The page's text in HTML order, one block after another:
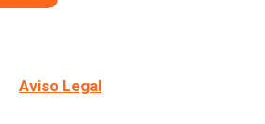
Aviso Legal